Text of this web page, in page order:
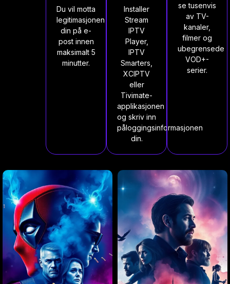
Du vil motta
legitimasjonen
din på e-
post innen
maksimalt 5
minutter.
Installer
Stream
IPTV
Player,
IPTV
Smarters,
XCIPTV
eller
Tivimate-
applikasjonen
og skriv inn
påloggingsinformasjonen
din.
se tusenvis
av TV-
kanaler,
filmer og
ubegrensede
VOD+-
serier.